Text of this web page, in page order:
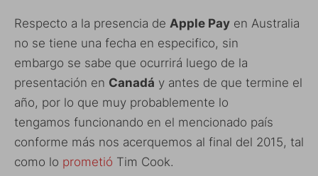
Respecto a la presencia de Apple Pay en Australia
no se tiene una fecha en especifico, sin
embargo se sabe que ocurrirá luego de la
presentación en Canadá y antes de que termine el
año, por lo que muy probablemente lo
tengamos funcionando en el mencionado país
conforme más nos acerquemos al final del 2015, tal
como lo prometió Tim Cook.